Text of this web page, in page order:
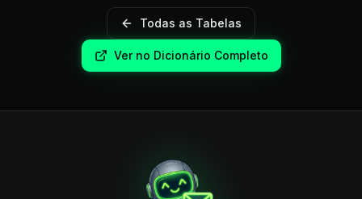
Todas as Tabelas
Ver no Dicionário Completo